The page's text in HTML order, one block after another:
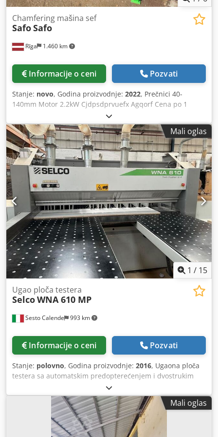
Rīga 1.460 km
Chamfering mašina sef
SafoSafo
Informacije o ceni Pozvati
Stanje: novo, Godina proizvodnje: 2022, Prečnici 40-
140mm Motor 2.2kW Cjdpsdprvuefx Agqorf Cena po 1
Mali oglas
1 / 15
Sesto Calende 993 km
Ugao ploča testera
SelcoWNA 610 MP
Informacije o ceni Pozvati
Stanje: polovno, Godina proizvodnje: 2016, Ugaona ploča
testera sa automatskim predopterećenjem i dvostrukim
kliznim sistemom za optimizovano sečenje Osi Plus
numerička kontrola Os mašina za etiketiranje sa grafičkim
etiketiranjem na mašini sa crtežima delova Softver za
upravljanje štampom etiketa Optiplanning Pattern
Optimizer Dužina sečenja 4500 mm Širina košenja 2200
Mali oglas